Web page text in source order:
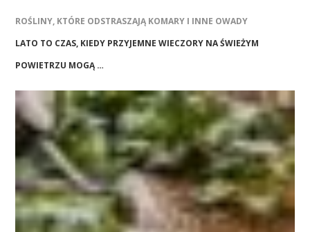
ROŚLINY, KTÓRE ODSTRASZAJĄ KOMARY I INNE OWADY
LATO TO CZAS, KIEDY PRZYJEMNE WIECZORY NA ŚWIEŻYM
POWIETRZU MOGĄ …